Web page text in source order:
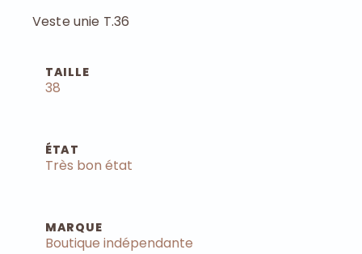
Veste unie T.36
TAILLE
38
ÉTAT
Très bon état
MARQUE
Boutique indépendante